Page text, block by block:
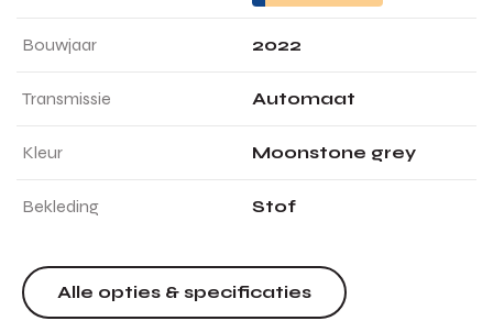
Bouwjaar 2022
Transmissie Automaat
Kleur Moonstone grey
Bekleding Stof
Alle opties & specificaties